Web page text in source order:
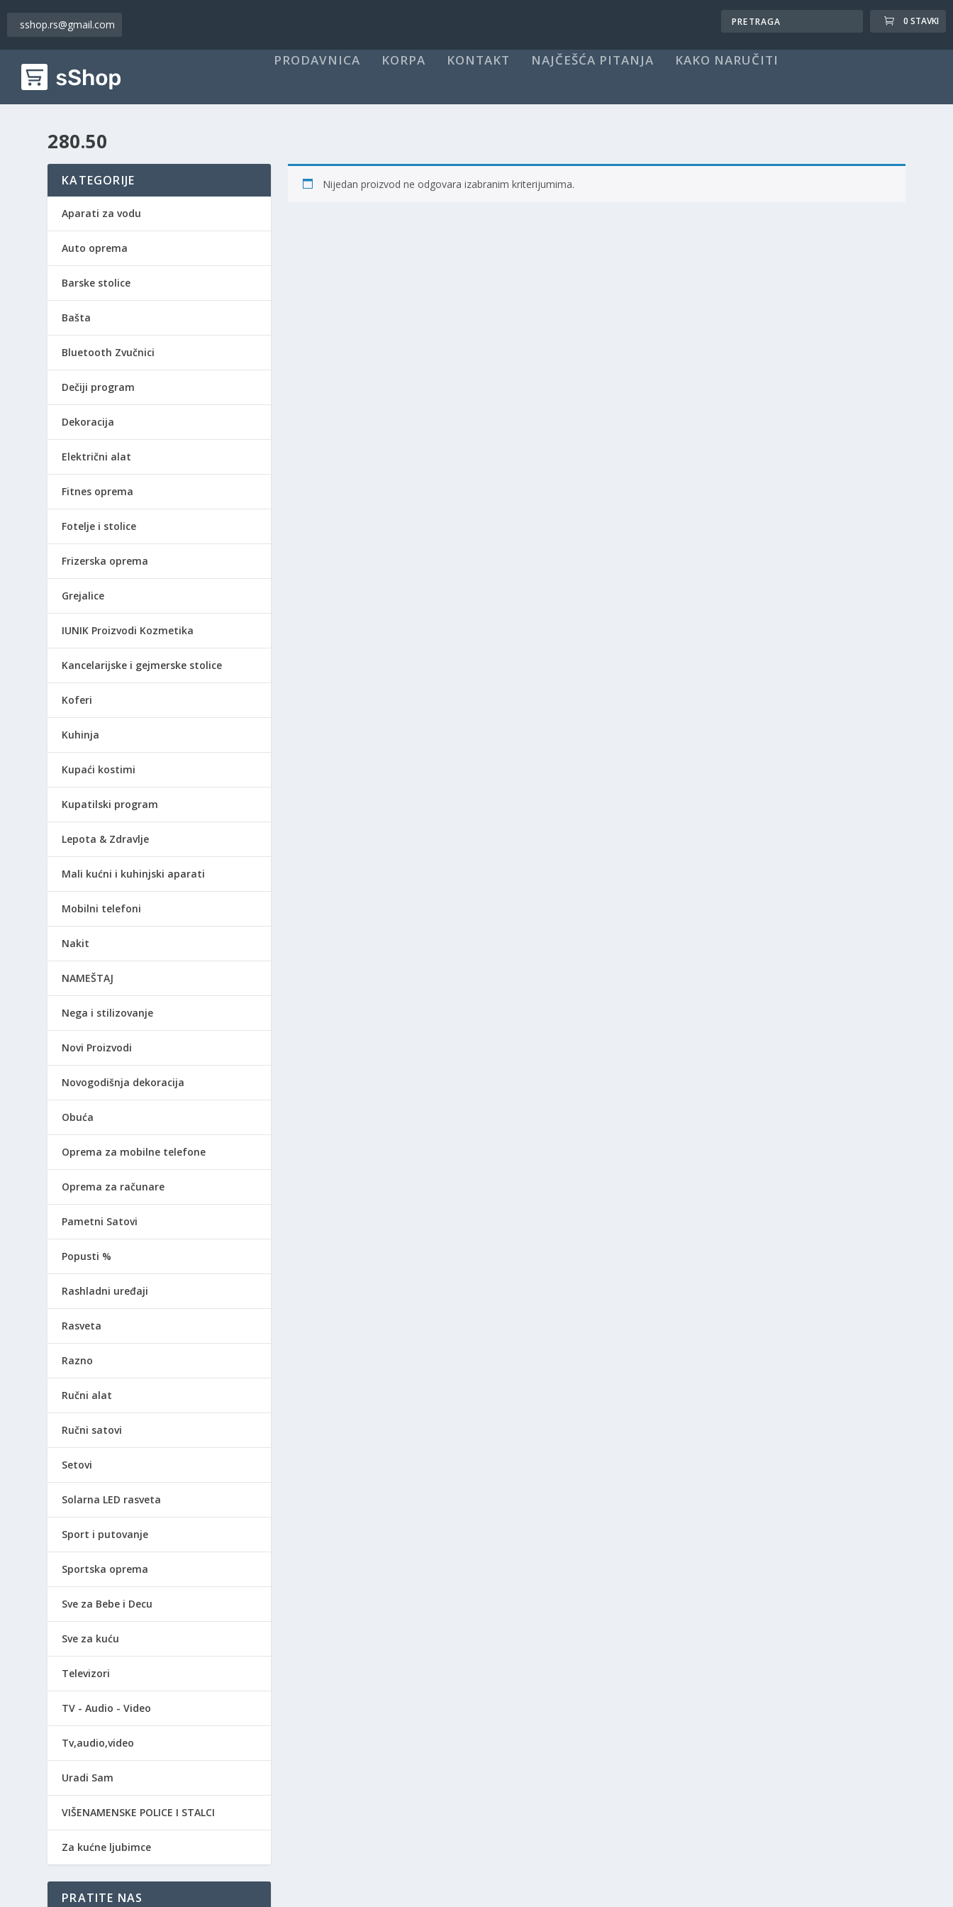
sshop.rs@gmail.com 0 STAVKI
PRODAVNICA KORPA KONTAKT NAJČEŠĆA PITANJA KAKO NARUČITI
280.50
Nijedan proizvod ne odgovara izabranim kriterijumima.
KATEGORIJE
Aparati za vodu
Auto oprema
Barske stolice
Bašta
Bluetooth Zvučnici
Dečiji program
Dekoracija
Električni alat
Fitnes oprema
Fotelje i stolice
Frizerska oprema
Grejalice
IUNIK Proizvodi Kozmetika
Kancelarijske i gejmerske stolice
Koferi
Kuhinja
Kupaći kostimi
Kupatilski program
Lepota & Zdravlje
Mali kućni i kuhinjski aparati
Mobilni telefoni
Nakit
NAMEŠTAJ
Nega i stilizovanje
Novi Proizvodi
Novogodišnja dekoracija
Obuća
Oprema za mobilne telefone
Oprema za računare
Pametni Satovi
Popusti %
Rashladni uređaji
Rasveta
Razno
Ručni alat
Ručni satovi
Setovi
Solarna LED rasveta
Sport i putovanje
Sportska oprema
Sve za Bebe i Decu
Sve za kuću
Televizori
TV - Audio - Video
Tv,audio,video
Uradi Sam
VIŠENAMENSKE POLICE I STALCI
Za kućne ljubimce
PRATITE NAS